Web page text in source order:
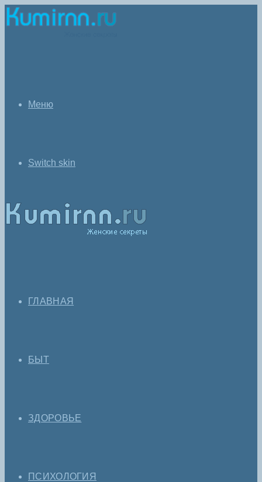
Меню
Switch skin
ГЛАВНАЯ
БЫТ
ЗДОРОВЬЕ
ПСИХОЛОГИЯ